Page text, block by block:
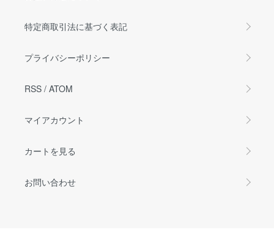
特定商取引法に基づく表記
プライバシーポリシー
RSS / ATOM
マイアカウント
カートを見る
お問い合わせ